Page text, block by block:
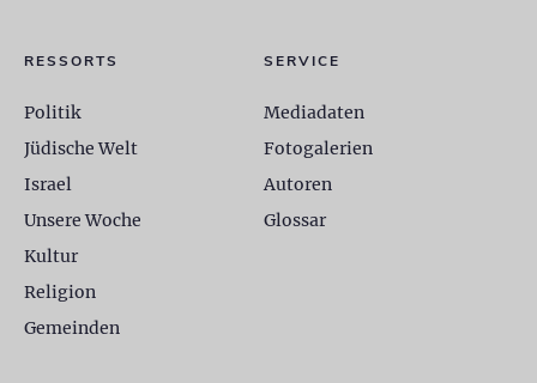
RESSORTS
Politik
Jüdische Welt
Israel
Unsere Woche
Kultur
Religion
Gemeinden
SERVICE
Mediadaten
Fotogalerien
Autoren
Glossar